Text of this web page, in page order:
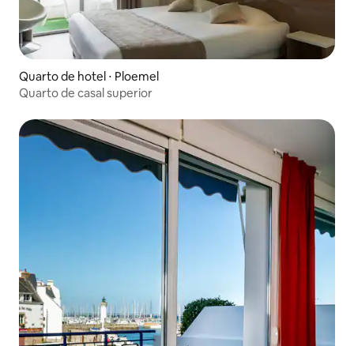
Quarto de hotel ⋅ Ploemel
Quarto de casal superior